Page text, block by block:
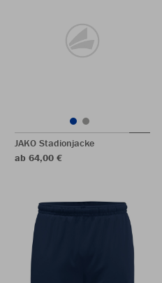
JAKO Stadionjacke
ab 64,00 €